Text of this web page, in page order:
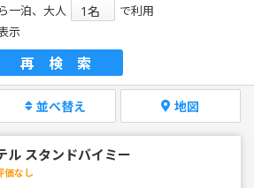
一泊、大人
で利用
示
再検索
並べ替え 地図
ル スタンドバイミー
価なし